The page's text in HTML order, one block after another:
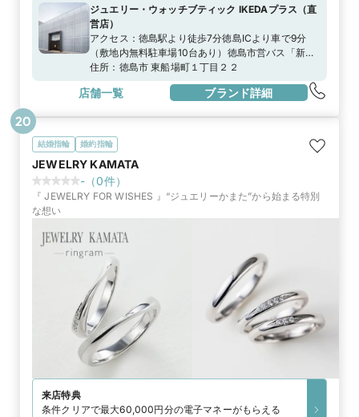
ジュエリー・ウォッチブティック IKEDAプラス （直
営店）
アクセス： 徳島駅より徒歩7分徳島ICより車で9分
（敷地内無料駐車場10台あり）徳島市営バス「新
町」より徒歩1分
住所： 徳島市 東船場町１丁目２２
店舗一覧 ブランド詳細
結婚指輪 婚約指輪
JEWELRY KAMATA
- （0件）
『 JEWELRY FOR WISHES 』“ジュエリーかまた”から始まる特別
な想い
来店特典
条件クリアで最大60,000円分の電子マネーがもらえる
20